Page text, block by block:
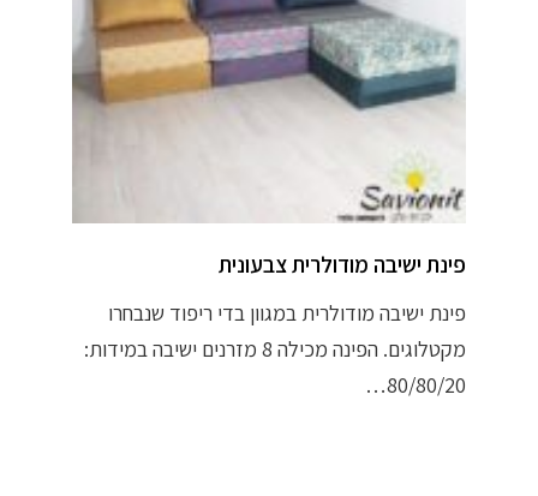
פינת ישיבה מודולרית צבעונית
פינת ישיבה מודולרית במגוון בדי ריפוד שנבחרו
מקטלוגים. הפינה מכילה 8 מזרנים ישיבה במידות:
80/80/20…